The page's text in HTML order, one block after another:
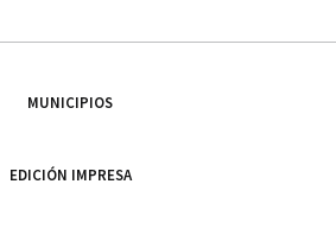
MUNICIPIOS
EDICIÓN IMPRESA